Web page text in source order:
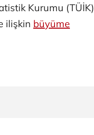
Kurumu (TÜİK)
ilişkin büyüme